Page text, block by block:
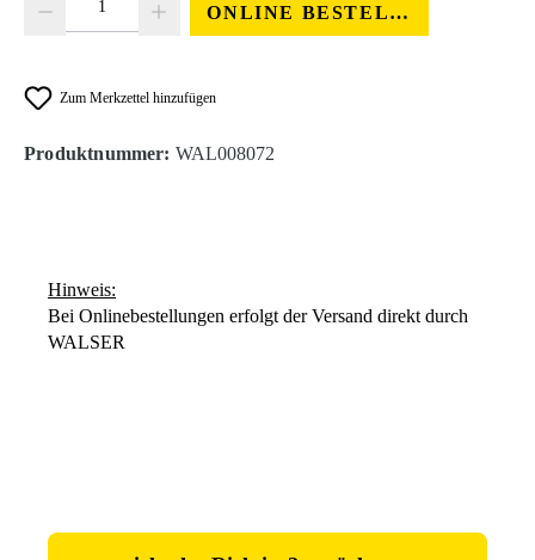
ONLINE BESTELLEN
Zum Merkzettel hinzufügen
Produktnummer: WAL008072
Hinweis:
Bei Onlinebestellungen erfolgt der Versand direkt durch
WALSER